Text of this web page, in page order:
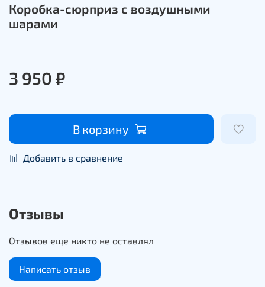
Коробка-сюрприз с воздушными
шарами
3 950 ₽
В корзину
Добавить в сравнение
Отзывы
Отзывов еще никто не оставлял
Написать отзыв